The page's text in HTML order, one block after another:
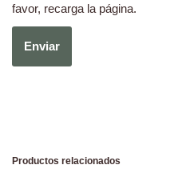
favor, recarga la página.
Productos relacionados